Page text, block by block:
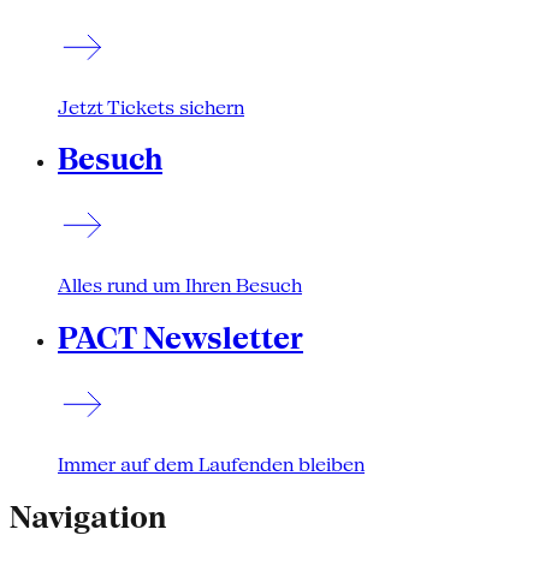
Jetzt Tickets sichern
Besuch
Alles rund um Ihren Besuch
PACT Newsletter
Immer auf dem Laufenden bleiben
Navigation